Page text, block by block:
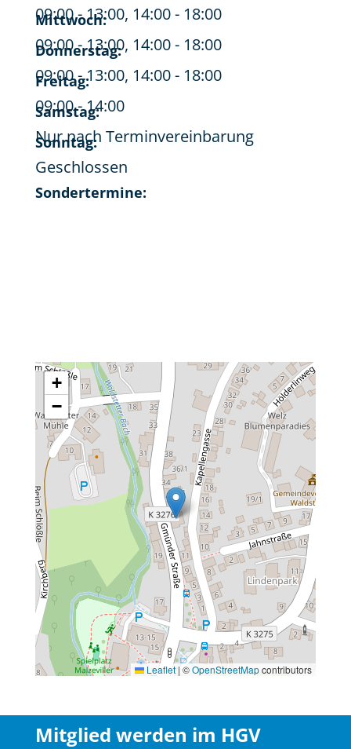
09:00 - 13:00, 14:00 - 18:00
Mittwoch:
09:00 - 13:00, 14:00 - 18:00
Donnerstag:
09:00 - 13:00, 14:00 - 18:00
Freitag:
09:00 - 14:00
Samstag:
Nur nach Terminvereinbarung
Sonntag:
Geschlossen
Sondertermine:
+
−
Leaflet | ©OpenStreetMapcontributors
Mitglied werden im HGV